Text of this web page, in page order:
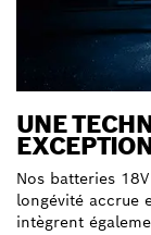
UNE
Nos batteries
longévité accrue
intègrent